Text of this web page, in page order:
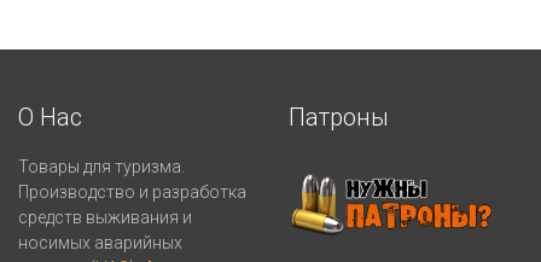
О Нас
Товары для туризма.
Производство и разработка
средств выживания и
носимых аварийных
Патроны